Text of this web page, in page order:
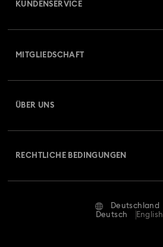
KUNDENSERVICE
Retouren und Umtausch
Reparaturstatus
MITGLIEDSCHAFT
ÜBER UNS
RECHTLICHE BEDINGUNGEN
Deutschland
Deutsch
English